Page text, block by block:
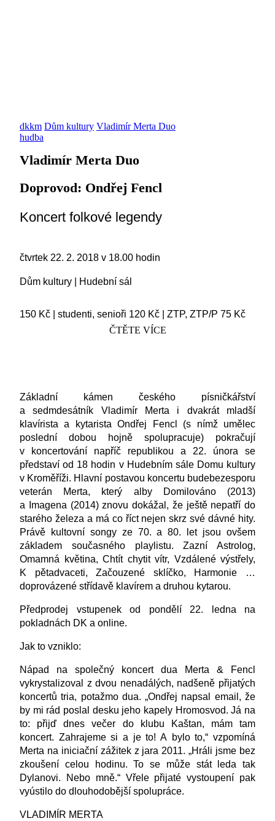
dkkm Dům kultury Vladimír Merta Duo
hudba
Vladimír Merta Duo
Doprovod: Ondřej Fencl
Koncert folkové legendy
čtvrtek 22. 2. 2018 v 18.00 hodin
Dům kultury Hudební sál
150 Kč studenti, senioři 120 Kč
ZTP, ZTP/P 75 Kč
ČTĚTE VÍCE
Základní kámen českého písničkářství
a sedmdesátník Vladimír Merta i dvakrát mladší
klavírista a kytaristaOndřej Fencl (s nímž umělec
poslední dobou hojně spolupracuje) pokračují
v koncertování napříč republikou a 22. února se
představí od 18 hodin v Hudebním sále Domu kultury
v Kroměříži. Hlavní postavou koncertu budebezesporu
veterán Merta, který alby Domilováno (2013)
a Imagena (2014) znovu dokážal, že ještě nepatří do
starého železa a má co říct nejen skrz své dávné hity.
Právě kultovní songy ze 70. a 80. let jsou ovšem
základem současného playlistu. Zazní Astrolog,
Omamná květina, Chtít chytit vítr, Vzdálené výstřely,
K pětadvaceti, Začouzené sklíčko, Harmonie …
doprovázené střídavě klavírem a druhou kytarou.
Předprodej vstupenek od pondělí 22. ledna na
pokladnách DK a online.
Jak to vzniklo:
Nápad na společný koncert dua
Merta & Fencl
vykrystalizoval z dvou nenadálých, nadšeně přijatých
koncertů tria, potažmo dua. „Ondřej napsal email, že
by mi rád poslal desku jeho kapely Hromosvod. Já na
to: přijď dnes večer do klubu Kaštan, mám tam
koncert. Zahrajeme si a je to! A bylo to,“ vzpomíná
Merta na iniciační zážitek z jara 2011. „Hráli jsme bez
zkoušení celou hodinu. To se může stát leda tak
Dylanovi. Nebo mně.“ Vřele přijaté vystoupení pak
vyústilo do dlouhodobější spolupráce.
VLADIMÍR MERTA